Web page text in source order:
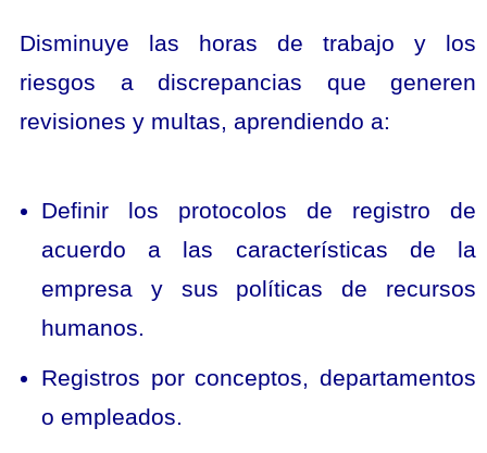
Disminuye las horas de trabajo y los
riesgos a discrepancias que generen
revisiones y multas, aprendiendo a:
Definir los protocolos de registro de
acuerdo a las características de la
empresa y sus políticas de recursos
humanos.
Registros por conceptos, departamentos
o empleados.